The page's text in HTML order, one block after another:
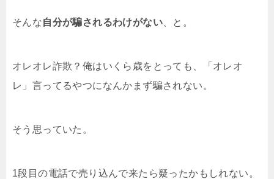
そんな自分が騙されるわけがない 、と。
オレオレ詐欺？俺はいくら歳をとっても、「オレオ
レ」言ってるやつになんかまず騙されない。
そう思っていた。
1段目の電話で売り込んで来たら疑ったかもしれない。